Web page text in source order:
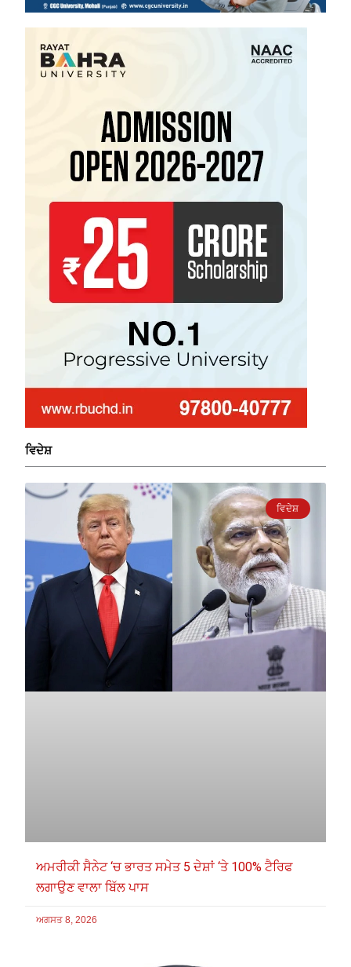
ਵਿਦੇਸ਼
ਵਿਦੇਸ਼
ਅਮਰੀਕੀ ਸੈਨੇਟ ‘ਚ ਭਾਰਤ ਸਮੇਤ 5 ਦੇਸ਼ਾਂ ‘ਤੇ 100% ਟੈਰਿਫ
ਲਗਾਉਣ ਵਾਲਾ ਬਿੱਲ ਪਾਸ
ਅਗਸਤ 8, 2026